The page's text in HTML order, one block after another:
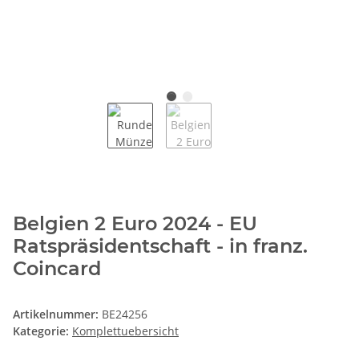
Belgien 2 Euro 2024 - EU
Ratspräsidentschaft - in franz.
Coincard
Artikelnummer: BE24256
Kategorie: Komplettuebersicht